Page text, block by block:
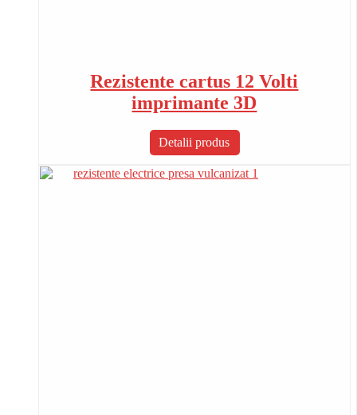
Rezistente cartus 12 Volti
imprimante 3D
Detalii produs